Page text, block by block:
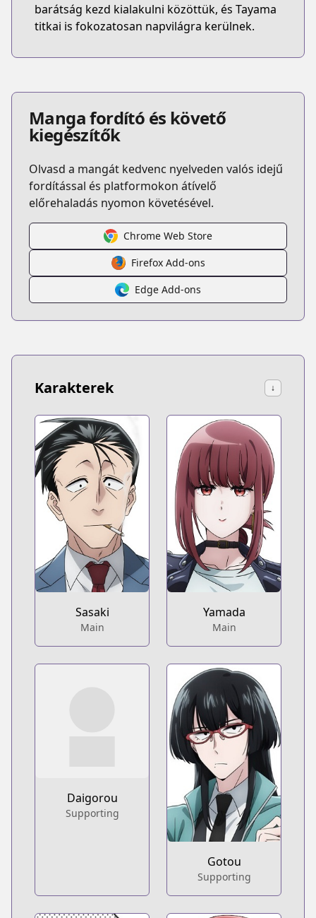
barátság kezd kialakulni közöttük, és Tayama
titkai is fokozatosan napvilágra kerülnek.
Manga fordító és követő
kiegészítők
Olvasd a mangát kedvenc nyelveden valós idejű
fordítással és platformokon átívelő
előrehaladás nyomon követésével.
Chrome Web Store
Firefox Add-ons
Edge Add-ons
Karakterek ↓
Sasaki
Main
Yamada
Main
Daigorou
Supporting
Gotou
Supporting